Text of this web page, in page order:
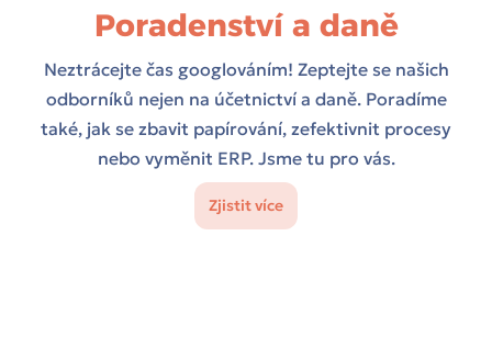
Poradenství a daně
Neztrácejte čas googlováním! Zeptejte se našich
odborníků nejen na účetnictví a daně. Poradíme
také, jak se zbavit papírování, zefektivnit procesy
nebo vyměnit ERP. Jsme tu pro vás.
Zjistit více